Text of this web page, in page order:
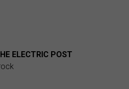
ELECTRIC POST